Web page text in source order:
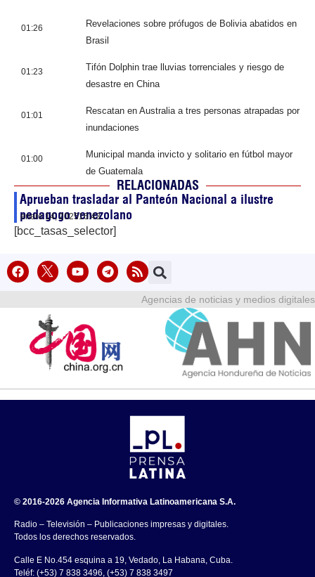
01:26
Revelaciones sobre prófugos de Bolivia abatidos en
Brasil
01:23
Tifón Dolphin trae lluvias torrenciales y riesgo de
desastre en China
01:01
Rescatan en Australia a tres personas atrapadas por
inundaciones
01:00
Municipal manda invicto y solitario en fútbol mayor
de Guatemala
RELACIONADAS
Aprueban trasladar al Panteón Nacional a ilustre
pedagogo venezolano
enero 14, 202516:43
[bcc_tasas_selector]
Agencias de noticias y medios digitales
© 2016-2026 Agencia Informativa Latinoamericana S.A.
Radio – Televisión – Publicaciones impresas y digitales.
Todos los derechos reservados.
Calle E No.454 esquina a 19, Vedado, La Habana, Cuba.
Teléf: (+53) 7 838 3496, (+53) 7 838 3497